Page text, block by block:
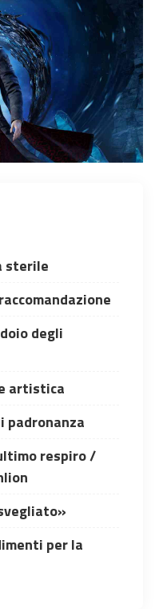
sterile
degli
artistica
padronanza
respiro /
per la